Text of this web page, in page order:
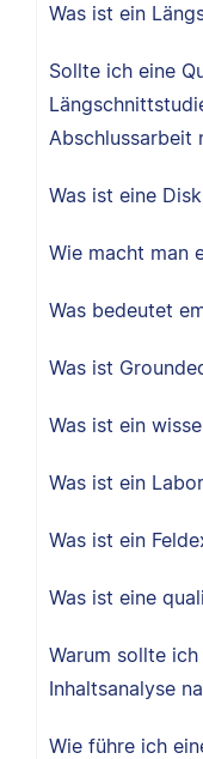
Was ist ein
Sollte ich eine
Abschlussarbeit
Was ist eine
Wie macht man
Was bedeutet
Was ist
Was ist ein
Was ist ein
Was ist ein
Was ist eine
Warum sollte
Inhaltsanalyse
Wie führe ich